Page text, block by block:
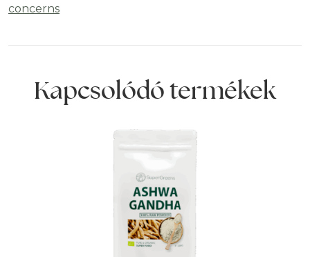
concerns
Kapcsolódó termékek